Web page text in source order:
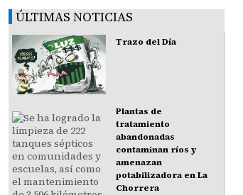
ÚLTIMAS NOTICIAS
Trazo del Día
Plantas de
tratamiento
abandonadas
contaminan ríos y
amenazan
potabilizadora en La
Chorrera